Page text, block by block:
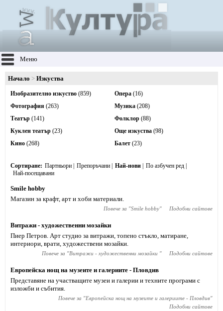
Меню
Начало Изкуства
Изобразително изкуство (859)
Фотография (263)
Театър (141)
Куклен театър (23)
Кино (268)
Опера (16)
Музика (208)
Фолклор (88)
Още изкуства (98)
Балет (23)
Сортиране Партньори Препоръчани Най-нови
По азбучен ред
Най-посещавани
Smile hobby
Магазин за крафт, арт и хоби материали.
Повече за "Smile hobby" Подобни сайтове
Витражи - художественни мозайки
Пиер Петров. Арт студио за витражи, топено стъкло, матиране,
интериори, врати, художествени мозайки.
Повече за "Витражи - художественни мозайки " Подобни сайтове
Европейска нощ на музеите и галериите - Пловдив
Представяне на участващите музеи и галерии и техните програми с
изложби и събития.
Повече за "Европейска нощ на музеите и галериите - Пловдив"
Подобни сайтове